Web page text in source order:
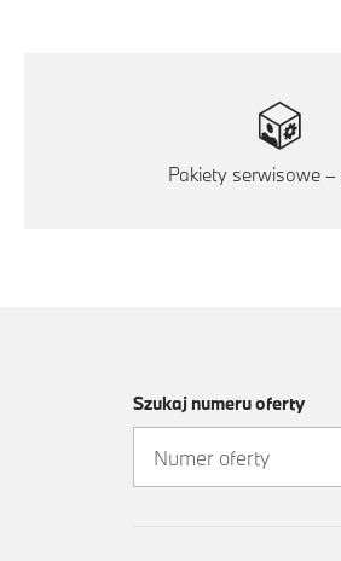
Pakiety serwisowe –
Szukaj numeru oferty